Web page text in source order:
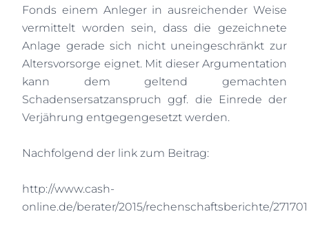
Fonds einem Anleger in ausreichender Weise
vermittelt worden sein, dass die gezeichnete
Anlage gerade sich nicht uneingeschränkt zur
Altersvorsorge eignet. Mit dieser Argumentation
kann dem geltend gemachten
Schadensersatzanspruch ggf. die Einrede der
Verjährung entgegengesetzt werden.
Nachfolgend der link zum Beitrag:
http://www.cash-
online.de/berater/2015/rechenschaftsberichte/271701